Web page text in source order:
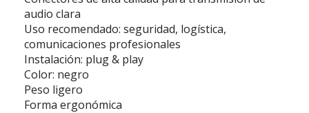
audio clara
Uso recomendado: seguridad, logística,
comunicaciones profesionales
Instalación: plug & play
Color: negro
Peso ligero
Forma ergonómica